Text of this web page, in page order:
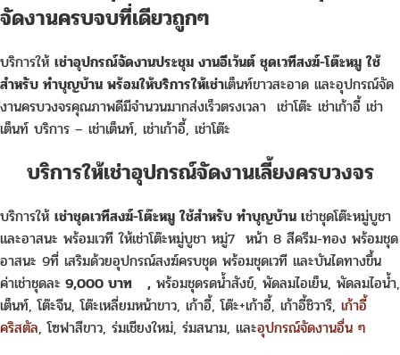
จัดงานครบจบที่เดียวถูกๆ
บริการให้ เช่าอุปกรณ์จัดงานประชุม งานอีเว้นต์ ชุดเวทีสงฆ์-โต๊ะหมู ใช้
สำหรับ ทำบุญบ้าน พร้อมให้บริการให้เช่าเต็นท์ขาวสะอาด และอุปกรณ์จัด
งานครบวงจรคุณภาพดีมีจำนวนมากส่งเร็วตรงเวลา เช่าโต๊ะ เช่าเก้าอี้ เช่า
เต็นท์ บริการ – เช่าเต็นท์, เช่าเก้าอี้, เช่าโต๊ะ
บริการให้เช่าอุปกรณ์จัดงานเลี้ยงครบวงจร
บริการให้ เช่าชุดเวทีสงฆ์-โต๊ะหมู ใช้สำหรับ ทำบุญบ้าน เช่าชุดโต๊ะหมู่บูชา
และอาสนะ พร้อมเวที ให้เช่าโต๊ะหมู่บูชา หมู่7 หน้า 8 สีครีม-ทอง พร้อมชุด
อาสนะ 9ที่ เสริมด้วยอุปกรณ์สงฆ์ครบชุด พร้อมชุดเวที และบันไดทางขึ้น
ค่าเช่าชุดละ 9,000 บาท , พร้อมชุดรดน้ำสังข์, พัดลมไอเย็น, พัดลมไอน้ำ,
เต็นท์, โต๊ะจีน, โต๊ะเหลี่ยมหน้าขาว, เก้าอี้, โต๊ะ+เก้าอี้, เก้าอี้ชิวารี, เก้าอี้
คริสตัล, โซฟาสีขาว, ร่มเชียงใหม่, ร่มสนาม, และอุปกรณ์จัดงานอื่น ๆ